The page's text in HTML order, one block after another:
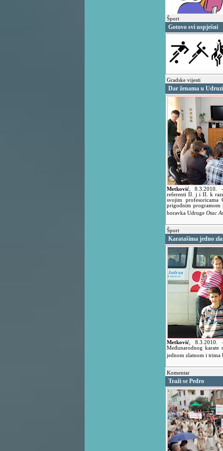
Šport
Gotovo svi uspješni
Gradske vijesti
Dar ženama u
Metković ,8.3.2010.
referenti II. j i II. k
svojim
prigodnim programom
boravka Udruge Otac
Šport
Karatašima jedno
Metković ,8.3.2010.
Međunarodnog karate
jednom zlatnom i trima
Komentar
Traži se Pedro